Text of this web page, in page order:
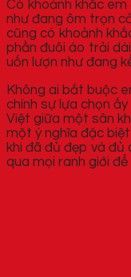
Có khoảnh khắc
như đang ôm trọn
cũng có khoảnh
phần đuôi áo trải
uốn lượn như đang
Không ai bắt buộc
chính sự lựa chọn
Việt giữa một sân
một ý nghĩa đặc
khi đã đủ đẹp và
qua mọi ranh giới